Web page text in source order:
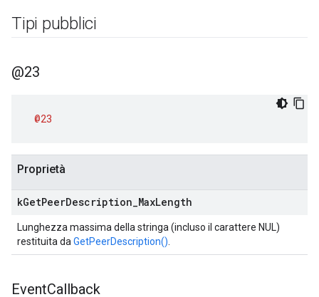
Tipi pubblici
@23
@23
Proprietà
kGetPeerDescription MaxLength
Lunghezza massima della stringa (incluso il carattere NUL)
restituita da GetPeerDescription()
EventCallback